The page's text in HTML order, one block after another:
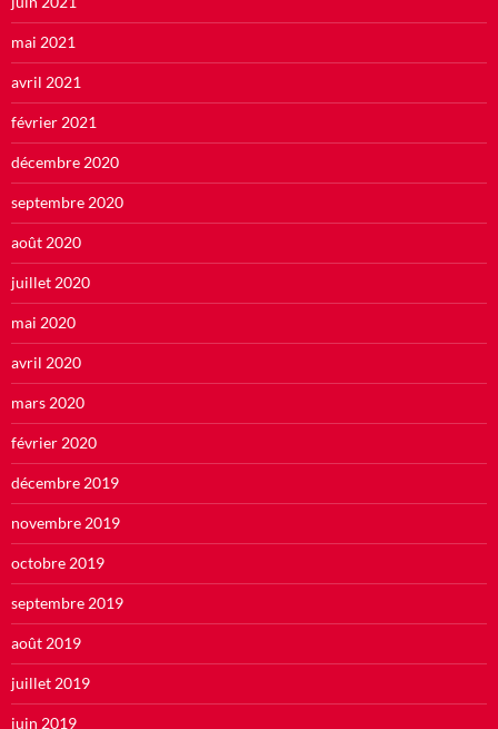
mai 2021
avril 2021
février 2021
décembre 2020
septembre 2020
août 2020
juillet 2020
mai 2020
avril 2020
mars 2020
février 2020
décembre 2019
novembre 2019
octobre 2019
septembre 2019
août 2019
juillet 2019
juin 2019